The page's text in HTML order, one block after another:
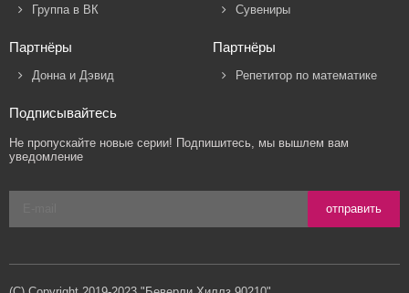
Группа в ВК Сувениры
Партнёры
Донна и Дэвид
Партнёры
Репетитор по математике
Подписывайтесь
Не пропускайте новые серии! Подпишитесь, мы вышлем вам
уведомление
отправить